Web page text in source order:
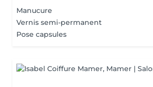
Manucure
Vernis semi-permanent
Pose capsules